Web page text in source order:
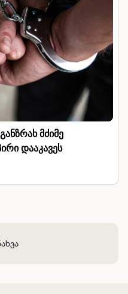
მძიმე
დააკავეს